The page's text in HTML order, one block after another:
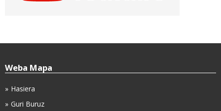
Weba Mapa
Hasiera
Guri Buruz